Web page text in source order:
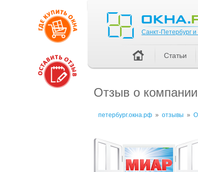
Отзыв о
петербург.окна.рф » отзывы »
Санкт-Петербург и
Статьи